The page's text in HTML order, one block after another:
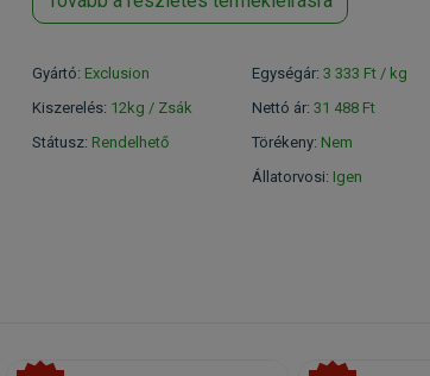
Gyártó: Exclusion
Kiszerelés: 12kg / Zsák
Státusz: Rendelhető
Egységár: 3 333 Ft / kg
Nettó ár: 31 488 Ft
Törékeny: Nem
Állatorvosi: Igen